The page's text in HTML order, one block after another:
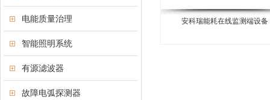
电能质量治理
智能照明系统
有源滤波器
故障电弧探测器
安科瑞能耗在线监测端设备